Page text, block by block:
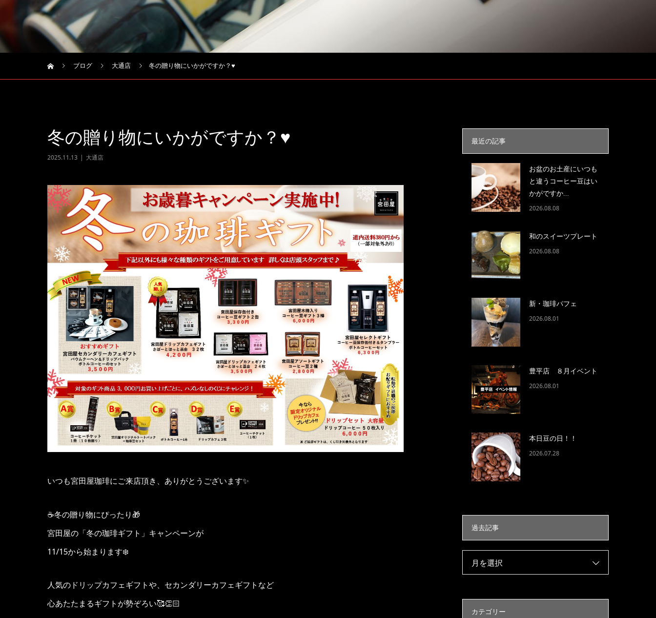
ブログ 大通店 冬の贈り物にいかがですか？♥
冬の贈り物にいかがですか？♥
2025.11.13 大通店
いつも宮田屋珈琲にご来店頂き、ありがとうございます✨
☕️冬の贈り物にぴったり🎁
宮田屋の「冬の珈琲ギフト」キャンペーンが
11/15から始まります❄️
人気のドリップカフェギフトや、セカンダリーカフェギフトなど
心あたたまるギフトが勢ぞろい🥰👏🏻
最近の記事
お盆のお土産にいつも
と違うコーヒー豆はい
かがですか...
2026.08.08
和のスイーツプレート
2026.08.08
新・珈琲パフェ
2026.08.01
豊平店 ８月イベント
2026.08.01
本日豆の日！！
2026.07.28
過去記事
月を選択
カテゴリー